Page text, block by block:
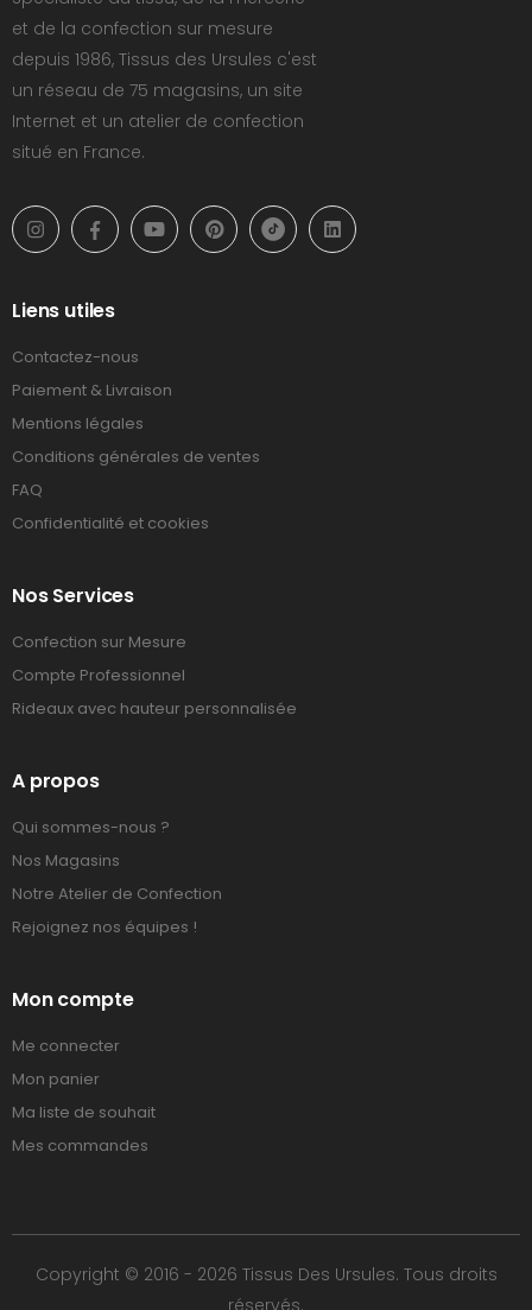
et de la confection sur mesure
depuis 1986, Tissus des Ursules c'est
un réseau de 75 magasins, un site
Internet et un atelier de confection
situé en France.
Liens utiles
Contactez-nous
Paiement & Livraison
Mentions légales
Conditions générales de ventes
FAQ
Confidentialité et cookies
Nos Services
Confection sur Mesure
Compte Professionnel
Rideaux avec hauteur personnalisée
A propos
Qui sommes-nous ?
Nos Magasins
Notre Atelier de Confection
Rejoignez nos équipes !
Mon compte
Me connecter
Mon panier
Ma liste de souhait
Mes commandes
Copyright © 2016 - 2026 Tissus Des Ursules. Tous droits
réservés.